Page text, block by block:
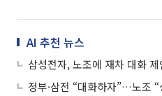
AI 추천 뉴스